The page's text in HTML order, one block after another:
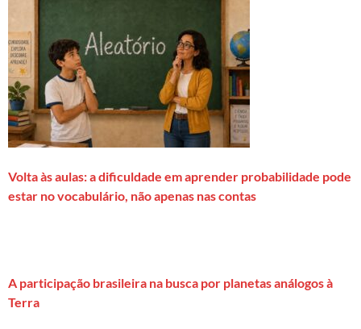
Volta às aulas: a dificuldade em aprender probabilidade pode
estar no vocabulário, não apenas nas contas
A participação brasileira na busca por planetas análogos à
Terra